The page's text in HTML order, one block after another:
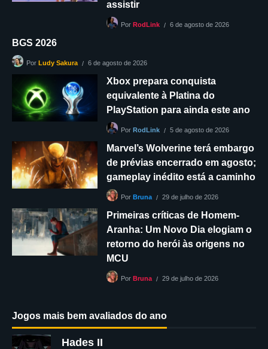
assistir
Por RodLink 6 de agosto de 2026
BGS 2026
Por Ludy Sakura 6 de agosto de 2026
Xbox prepara conquista
equivalente à Platina do
PlayStation para ainda este ano
Por RodLink 5 de agosto de 2026
Marvel’s Wolverine terá embargo
de prévias encerrado em agosto;
gameplay inédito está a caminho
Por Bruna 29 de julho de 2026
Primeiras críticas de Homem-
Aranha: Um Novo Dia elogiam o
retorno do herói às origens no
MCU
Por Bruna 29 de julho de 2026
Jogos mais bem avaliados do ano
Hades II